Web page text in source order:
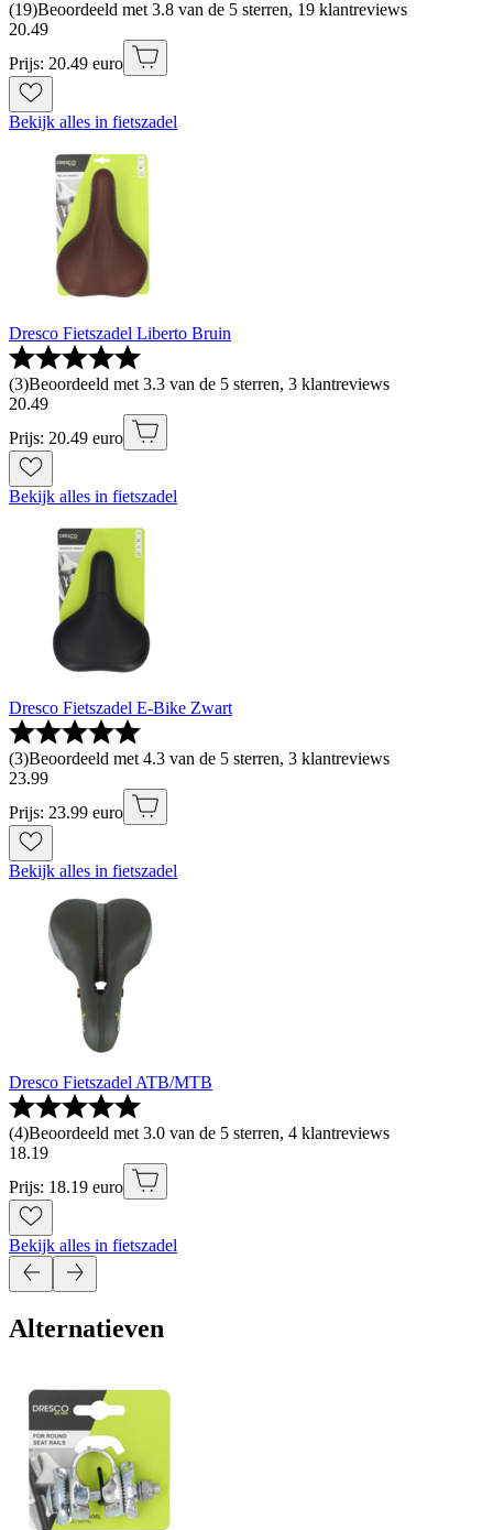
(19)Beoordeeld met 3.8 van de 5 sterren, 19 klantreviews
20.49
Prijs: 20.49 euro
Bekijk alles in fietszadel
Dresco Fietszadel Liberto Bruin
(3)Beoordeeld met 3.3 van de 5 sterren, 3 klantreviews
20.49
Prijs: 20.49 euro
Bekijk alles in fietszadel
Dresco Fietszadel E-Bike Zwart
(3)Beoordeeld met 4.3 van de 5 sterren, 3 klantreviews
23.99
Prijs: 23.99 euro
Bekijk alles in fietszadel
Dresco Fietszadel ATB/MTB
(4)Beoordeeld met 3.0 van de 5 sterren, 4 klantreviews
18.19
Prijs: 18.19 euro
Bekijk alles in fietszadel
Alternatieven